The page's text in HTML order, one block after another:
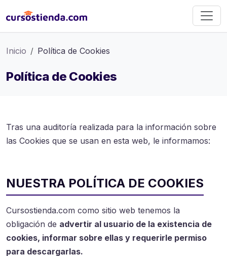
Inicio Política de Cookies
Política de Cookies
Tras una auditoría realizada para la información sobre
las Cookies que se usan en esta web, le informamos:
NUESTRA POLÍTICA DE COOKIES
Cursostienda.com como sitio web tenemos la
obligación de advertir al usuario de la existencia de
cookies, informar sobre ellas y requerirle permiso
para descargarlas.